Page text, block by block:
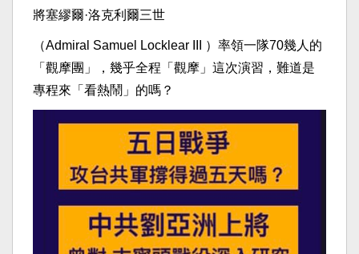
將塞繆爾·洛克利爾三世
（Admiral Samuel Locklear III ）率領一隊70幾人的
「觀摩團」，幾乎全程「觀摩」這次演習，難道是
專程來「看熱鬧」的嗎？